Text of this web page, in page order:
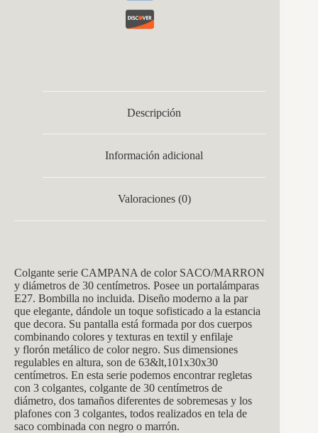
Descripción
Información adicional
Valoraciones (0)
Colgante serie CAMPANA de color SACO/MARRON
y diámetros de 30 centímetros. Posee un portalámparas
E27. Bombilla no incluida. Diseño moderno a la par
que elegante, dándole un toque sofisticado a la estancia
que decora. Su pantalla está formada por dos cuerpos
combinando colores y texturas en textil y enfilaje
y florón metálico de color negro. Sus dimensiones
regulables en altura, son de 63&lt,101x30x30
centímetros. En esta serie podemos encontrar regletas
con 3 colgantes, colgante de 30 centímetros de
diámetro, dos tamaños diferentes de sobremesas y los
plafones con 3 colgantes, todos realizados en tela de
saco combinada con negro o marrón.